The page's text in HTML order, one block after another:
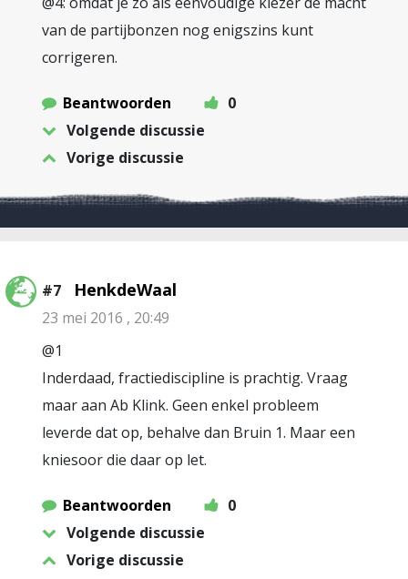
van de partijbonzen nog enigszins kunt
corrigeren.
Beantwoorden
0
Volgende discussie
Vorige discussie
#7 HenkdeWaal
23 mei 2016 , 20:49
@1
Inderdaad, fractiediscipline is prachtig. Vraag
maar aan Ab Klink. Geen enkel probleem
leverde dat op, behalve dan Bruin 1. Maar een
kniesoor die daar op let.
Beantwoorden
0
Volgende discussie
Vorige discussie